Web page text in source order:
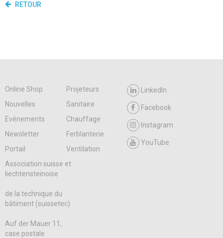
RETOUR
Online Shop
Projeteurs
Nouvelles
Sanitaire
Evénements
Chauffage
Newsletter
Ferblanterie
Portail
Ventilation
LinkedIn
Facebook
Instagram
YouTube
Association suisse et
liechtensteinoise
de la technique du
bâtiment (suissetec)
Auf der Mauer 11,
case postale